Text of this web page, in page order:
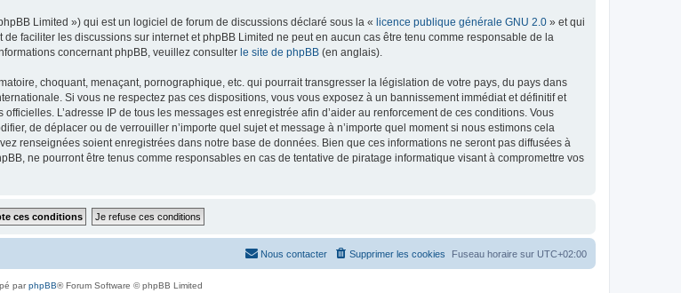
Limited ») qui est un logiciel de forum de discussions déclaré sous la « licence publique générale GNU 2.0 » et qui
faciliter les discussions sur internet et phpBB Limited ne peut en aucun cas être tenu comme responsable de la
concernant phpBB, veuillez consulter le site de phpBB (en anglais).
choquant, menaçant, pornographique, etc. qui pourrait transgresser la législation de votre pays, du pays dans
Si vous ne respectez pas ces dispositions, vous vous exposez à un bannissement immédiat et définitif et
L’adresse IP de tous les messages est enregistrée afin d’aider au renforcement de ces conditions. Vous
de déplacer ou de verrouiller n’importe quel sujet et message à n’importe quel moment si nous estimons cela
renseignées soient enregistrées dans notre base de données. Bien que ces informations ne seront pas diffusées à
ne pourront être tenus comme responsables en cas de tentative de piratage informatique visant à compromettre vos
Fuseau horaire sur UTC+02:00
Supprimer les cookies
Nous contacter
parphpBB® Forum Software © phpBB Limited